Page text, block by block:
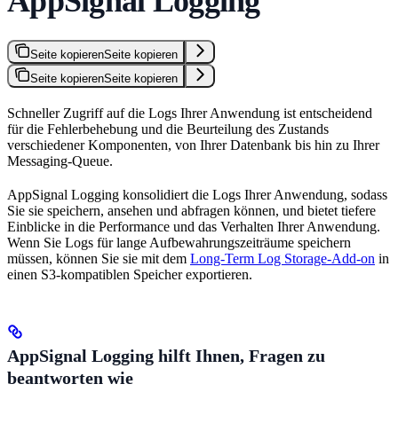
Seite kopierenSeite kopieren
Seite kopierenSeite kopieren
Schneller Zugriff auf die Logs Ihrer Anwendung ist entscheidend
für die Fehlerbehebung und die Beurteilung des Zustands
verschiedener Komponenten, von Ihrer Datenbank bis hin zu Ihrer
Messaging-Queue.
AppSignal Logging konsolidiert die Logs Ihrer Anwendung, sodass
Sie sie speichern, ansehen und abfragen können, und bietet tiefere
Einblicke in die Performance und das Verhalten Ihrer Anwendung.
Wenn Sie Logs für lange Aufbewahrungszeiträume speichern
müssen, können Sie sie mit dem Long-Term Log Storage-Add-on in
einen S3-kompatiblen Speicher exportieren.
AppSignal Logging hilft Ihnen, Fragen zu
beantworten wie